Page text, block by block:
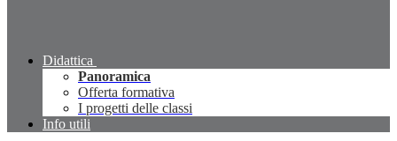
Didattica
Panoramica
Offerta formativa
I progetti delle classi
Info utili